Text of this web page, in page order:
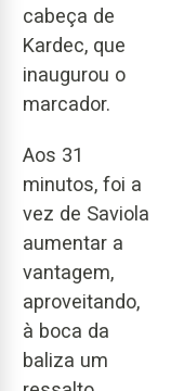
cabeça de
Kardec, que
inaugurou o
marcador.
Aos 31
minutos, foi a
vez de Saviola
aumentar a
vantagem,
aproveitando,
à boca da
baliza um